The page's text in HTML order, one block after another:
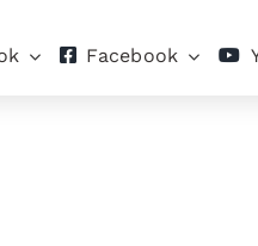
Facebook